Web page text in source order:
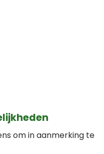
om in aanmerking te